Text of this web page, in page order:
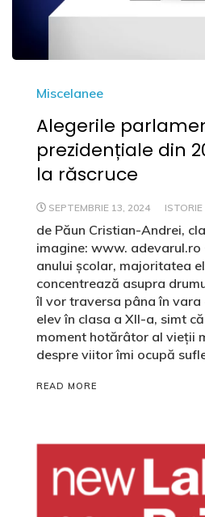
Miscelanee
Alegerile
prezidențiale din
la răscruce
SEPTEMBRIE 13, 2024 ISTORIE
de Păun Cristian-Andrei,
imagine: www. adevarul.ro
anului şcolar, majoritatea
concentrează asupra
îl vor traversa pâna în vara
elev în clasa a XII-a, simt
moment hotărâtor al vieții
despre viitor îmi ocupă
READ MORE